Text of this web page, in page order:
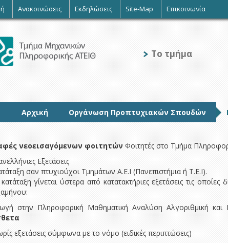
Ανακοινώσεις Εκδηλώσεις Site-Map Επικοινωνία
Το τμήμα
Αρχική Οργάνωση Προπτυχιακών Σπουδών
νεοεισαγόμενων φοιτητών Φοιτητές στο Τμήμα
Εξετάσεις
σαν πτυχιούχοι Τμημάτων Α.Ε.Ι (Πανεπιστήμια ή Τ.Ε.Ι).
γίνεται ύστερα από κατατακτήριες εξετάσεις τις
στην Πληροφορική Μαθηματική Αναλύση Αλγοριθμική
εξετάσεις σύμφωνα με το νόμο (ειδικές περιπτώσεις)